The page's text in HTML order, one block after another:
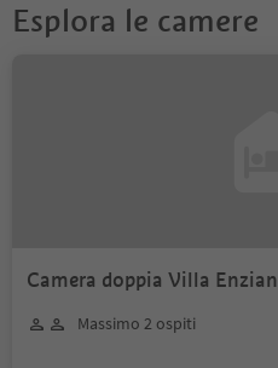
Esplora le camere
Camera doppia Villa Enzian
Massimo 2 ospiti